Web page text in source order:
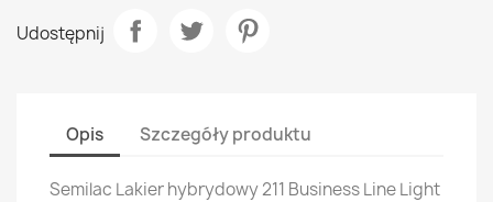
Udostępnij
Opis Szczegóły produktu
Semilac Lakier hybrydowy 211 Business Line Light